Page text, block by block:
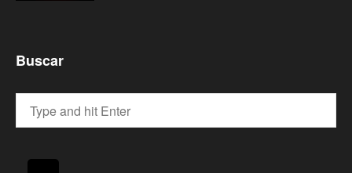
Buscar